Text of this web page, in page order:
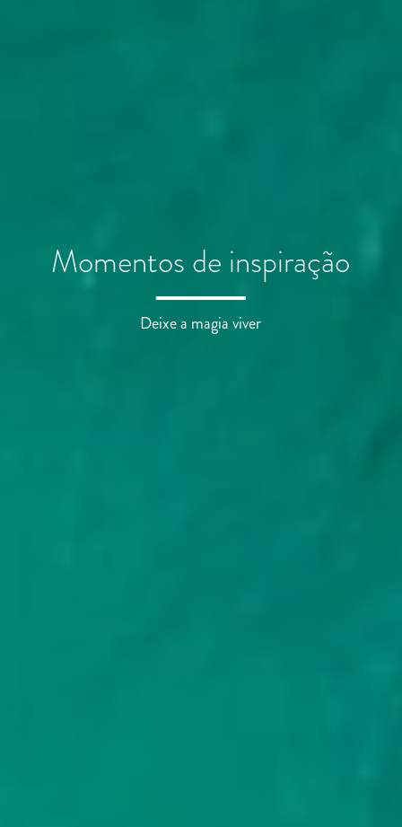
Momentos de inspiração
Deixe a magia viver
Momentos de amor
Aprecie hoje, para sempre
Momentos de parentesco
A alegria da união